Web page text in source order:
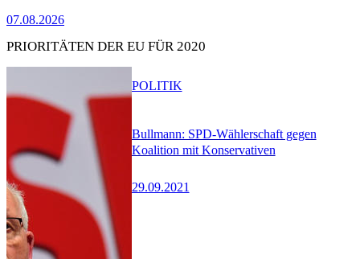
07.08.2026
PRIORITÄTEN DER EU FÜR 2020
Bullmann: SPD-Wählerschaft gegen
Koalition mit Konservativen
29.09.2021
POLITIK